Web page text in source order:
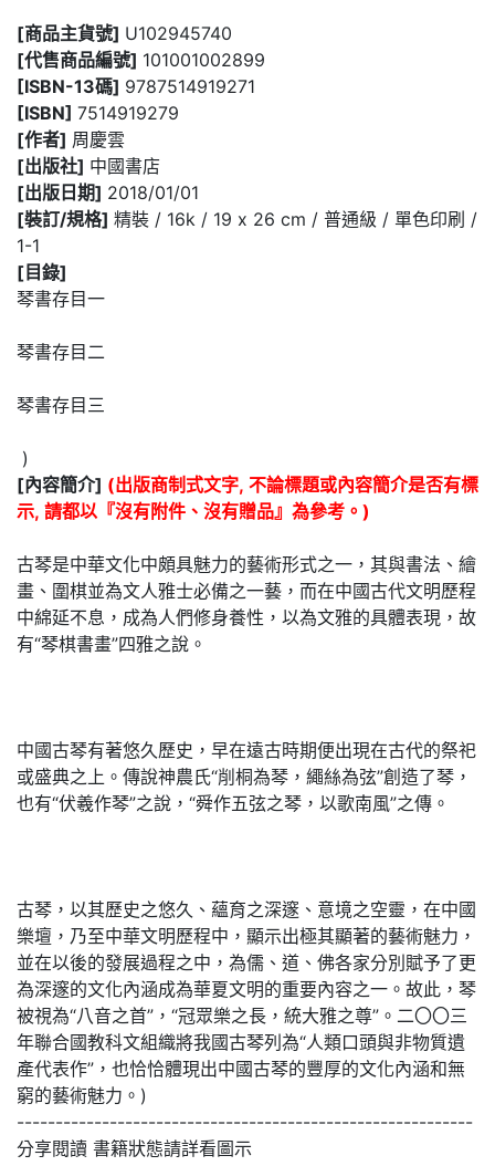
[商品主貨號] U102945740
[代售商品編號] 101001002899
[ISBN-13碼] 9787514919271
[ISBN] 7514919279
[作者] 周慶雲
[出版社] 中國書店
[出版日期] 2018/01/01
[裝訂/規格] 精裝 / 16k / 19 x 26 cm / 普通級 / 單色印刷 /
1-1
[目錄]
琴書存目一
琴書存目二
琴書存目三
)
[內容簡介] (出版商制式文字, 不論標題或內容簡介是否有標
示, 請都以『沒有附件、沒有贈品』為參考。)
古琴是中華文化中頗具魅力的藝術形式之一，其與書法、繪
畫、圍棋並為文人雅士必備之一藝，而在中國古代文明歷程
中綿延不息，成為人們修身養性，以為文雅的具體表現，故
有“琴棋書畫”四雅之說。
中國古琴有著悠久歷史，早在遠古時期便出現在古代的祭祀
或盛典之上。傳說神農氏“削桐為琴，繩絲為弦”創造了琴，
也有“伏羲作琴”之說，“舜作五弦之琴，以歌南風”之傳。
古琴，以其歷史之悠久、蘊育之深邃、意境之空靈，在中國
樂壇，乃至中華文明歷程中，顯示出極其顯著的藝術魅力，
並在以後的發展過程之中，為儒、道、佛各家分別賦予了更
為深邃的文化內涵成為華夏文明的重要內容之一。故此，琴
被視為“八音之首”，“冠眾樂之長，統大雅之尊”。二〇〇三
年聯合國教科文組織將我國古琴列為“人類口頭與非物質遺
產代表作”，也恰恰體現出中國古琴的豐厚的文化內涵和無
窮的藝術魅力。)
-----------------------------------------------------------
分享閱讀 書籍狀態請詳看圖示